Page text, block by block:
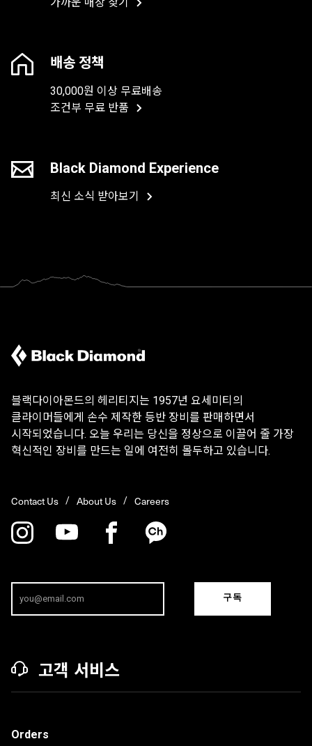
배송 정책
30,000원 이상 무료배송
조건부 무료 반품
Black Diamond Experience
최신 소식 받아보기
블랙다이아몬드의 헤리티지는 1957년 요세미티의
클라이머들에게 손수 제작한 등반 장비를 판매하면서
시작되었습니다. 오늘 우리는 당신을 정상으로 이끌어 줄 가장
혁신적인 장비를 만드는 일에 여전히 몰두하고 있습니다.
Contact Us About Us Careers
구독
고객 서비스
Orders